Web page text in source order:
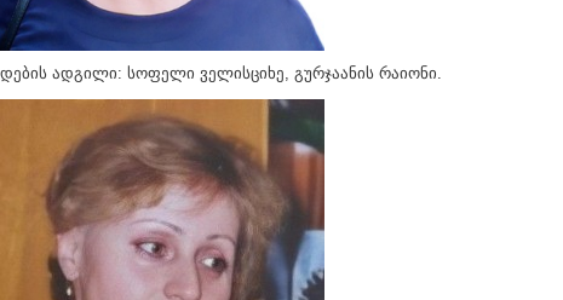
ადგილი: სოფელი ველისციხე, გურჯაანის რაიონი.